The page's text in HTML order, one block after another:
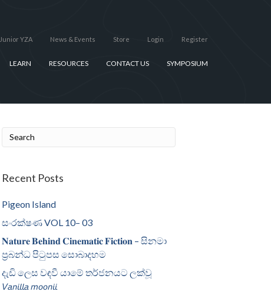
Junior YZA News & Events Store Login Register
LEARN RESOURCES CONTACT US SYMPOSIUM
Recent Posts
Pigeon Island
සංරක්ෂණ VOL 10– 03
𝐍𝐚𝐭𝐮𝐫𝐞 𝐁𝐞𝐡𝐢𝐧𝐝 𝐂𝐢𝐧𝐞𝐦𝐚𝐭𝐢𝐜 𝐅𝐢𝐜𝐭𝐢𝐨𝐧 – සිනමා
ප්‍රබන්ධ පිටුපස සොබාදහම
දැඩි ලෙස වඳවී යාමේ තර්ජනයට ලක්වූ
𝘝𝘢𝘯𝘪𝘭𝘭𝘢 𝘮𝘰𝘰𝘯𝘪𝘪